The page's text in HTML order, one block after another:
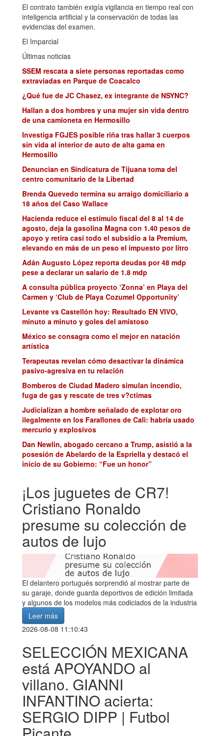
El contrato también exigía vigilancia en tiempo real con
inteligencia artificial y la conservación de todas las
evidencias del examen.
El Imparcial
Últimas noticias
SSEM rescata a siete personas reportadas como
extraviadas en Parque de Coacalco
¿Qué fue de JC Chasez, ex integrante de NSYNC?
Hallan a dos hombres y una mujer sin vida dentro
de una camioneta en Hermosillo
Investiga FGJES posible riña tras hallar 3 cuerpos
sin vida al interior de auto de alta gama en
Hermosillo
Denuncian en Sindicatura de Tijuana toma del
centro comunitario de la Libertad
Brenda Quevedo termina su arraigo domiciliario a
18 años del Caso Wallace
Hacienda reduce el estímulo fiscal del 8 al 14 de
agosto, deja la gasolina Magna con 1.40 pesos de
apoyo y retira casi todo el subsidio a la Premium,
elevando en más de un peso el impuesto por litro
Adán Augusto López reporta deudas por 48 mdp
pese a declarar un salario de 1.8 mdp
A consulta pública proyecto ‘Zonna’ en Playa del
Carmen y ‘Club de Playa Cozumel Opportunity’
Levante vs Castellón hoy: Resultado EN VIVO,
minuto a minuto y goles del amistoso
México se consagra como el mejor en natación
artística
Terapeutas revelan cómo desactivar la dinámica
pasivo-agresiva en tu relación
Bomberos de Ciudad Madero simulan incendio,
fuga de gas y rescate de tres v?ctimas
Judicializan a hombre señalado de explotar oro
ilegalmente en los Farallones de Cali: habría usado
mercurio y explosivos
Dan Newlin, abogado cercano a Trump, asistió a la
posesión de Abelardo de la Espriella y destacó el
inicio de su Gobierno: “Fue un honor”
¡Los juguetes de CR7!
Cristiano Ronaldo
presume su colección de
autos de lujo
El delantero portugués sorprendió al mostrar parte de
su garaje, donde guarda deportivos de edición limitada
y algunos de los modelos más codiciados de la industria
Leer más
2026-08-08 11:10:43
SELECCIÓN MEXICANA
está APOYANDO al
villano. GIANNI
INFANTINO acierta:
SERGIO DIPP | Futbol